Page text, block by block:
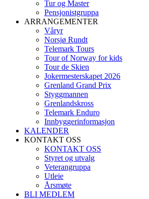
Tur og Master
Pensjonistgruppa
ARRANGEMENTER
Våryr
Norsjø Rundt
Telemark Tours
Tour of Norway for kids
Tour de Skien
Jokermesterskapet 2026
Grenland Grand Prix
Styggmannen
Grenlandskross
Telemark Enduro
Innbyggerinformasjon
KALENDER
KONTAKT OSS
KONTAKT OSS
Styret og utvalg
Veterangruppa
Utleie
Årsmøte
BLI MEDLEM